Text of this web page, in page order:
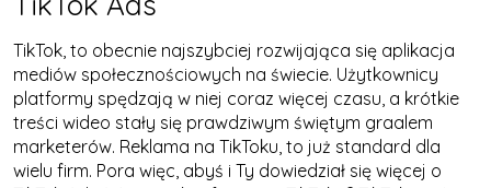
TikTok, to obecnie najszybciej rozwijająca się aplikacja
mediów społecznościowych na świecie. Użytkownicy
platformy spędzają w niej coraz więcej czasu, a krótkie
treści wideo stały się prawdziwym świętym graalem
marketerów. Reklama na TikToku, to już standard dla
wielu firm. Pora więc, abyś i Ty dowiedział się więcej o